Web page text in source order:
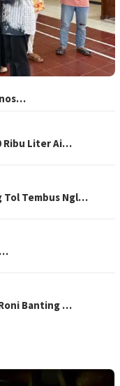
Ribu Liter Ai…
Tol Tembus Ngl…
Banting …